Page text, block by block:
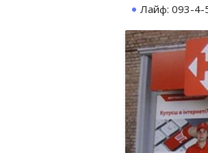
Лайф: 093-4-